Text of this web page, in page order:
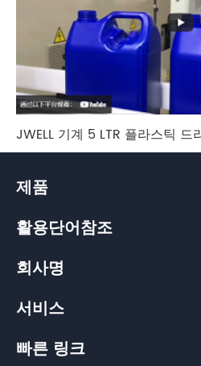
JWELL 기계 5 LTR 플라스틱 드
제품
활용단어참조
회사명
서비스
빠른 링크